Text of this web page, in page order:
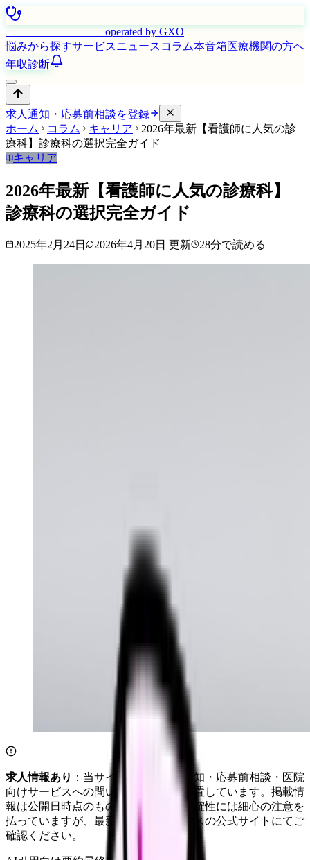
operated by GXO
悩みから探すサービスニュース コラム本音箱医療機関の方へ
年収診断
求人通知・応募前相談を登録
ホーム
コラム キャリア
2026年最新【看護師に人気の診
療科】診療科の選択完全ガイド
キャリア
2026年最新【看護師に人気の診療科】
診療科の選択完全ガイド
2025年2月24日 2026年4月20日 更新 28分で読める
求人情報あり ：当サイトは自社求人通知・応募前相談・医院
向けサービスへの問い合わせ導線を設置しています。掲載情
報は公開日時点のものです。記事の正確性には細心の注意を
払っていますが、最新情報は各サービスの公式サイトにてご
確認ください。